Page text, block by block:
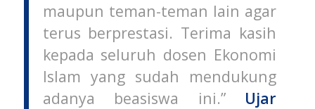
maupun teman-teman lain agar
terus berprestasi. Terima kasih
kepada seluruh dosen Ekonomi
Islam yang sudah mendukung
adanya beasiswa ini.” Ujar